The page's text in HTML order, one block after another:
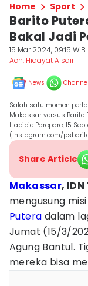
Home Sport
Barito
Bakal Jadi
15 Mar 2024, 09:15 WIB
Ach. Hidayat Alsair
News Channel
Salah satu momen
Makassar versus Barito
Habibie Parepare, 15
(Instagram.com/
Share Article
Makassar,
mengusung
Putera dalam
Jumat (15/3/
Agung Bantul.
mereka bisa